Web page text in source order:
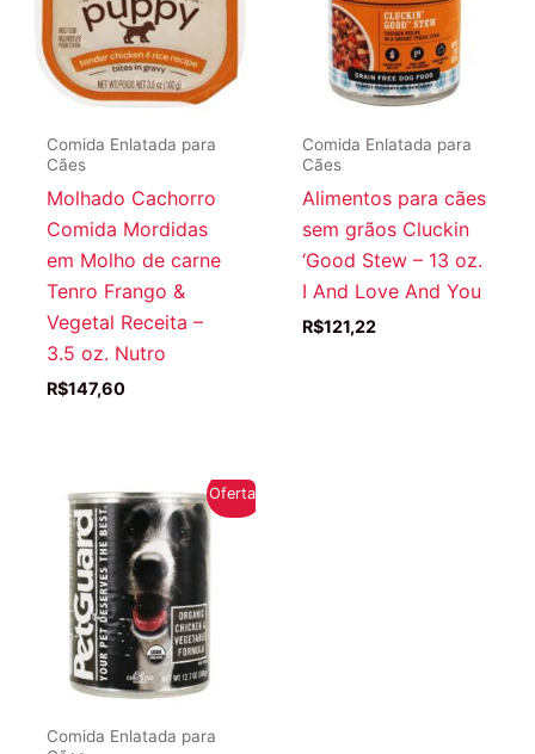
Comida Enlatada para
Cães
Molhado Cachorro
Comida Mordidas
em Molho de carne
Tenro Frango &
Vegetal Receita –
3.5 oz. Nutro
R$147,60
Comida Enlatada para
Cães
Alimentos para cães
sem grãos Cluckin
‘Good Stew – 13 oz.
I And Love And You
R$121,22
Oferta!
Comida Enlatada para